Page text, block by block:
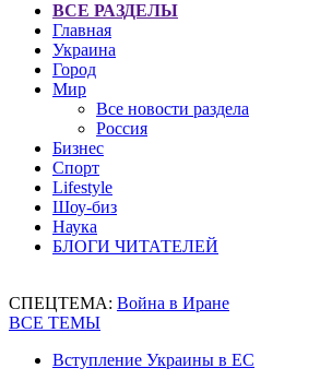
ВСЕ РАЗДЕЛЫ
Главная
Украина
Город
Мир
Все новости раздела
Россия
Бизнес
Спорт
Lifestyle
Шоу-биз
Наука
БЛОГИ ЧИТАТЕЛЕЙ
СПЕЦТЕМА: Война в Иране
ВСЕ ТЕМЫ
Вступление Украины в ЕС